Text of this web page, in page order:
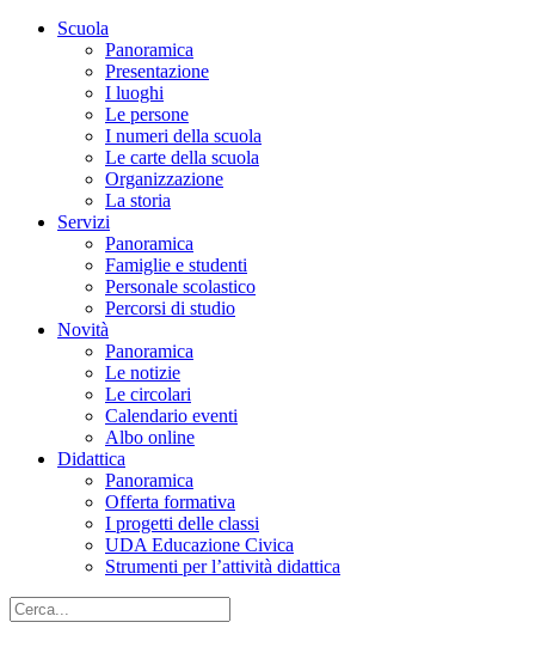
Scuola
Panoramica
Presentazione
I luoghi
Le persone
I numeri della scuola
Le carte della scuola
Organizzazione
La storia
Servizi
Panoramica
Famiglie e studenti
Personale scolastico
Percorsi di studio
Novità
Panoramica
Le notizie
Le circolari
Calendario eventi
Albo online
Didattica
Panoramica
Offerta formativa
I progetti delle classi
UDA Educazione Civica
Strumenti per l’attività didattica